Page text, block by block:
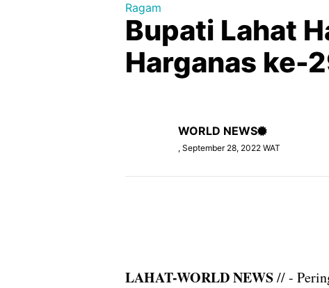
Ragam
Bupati Lahat
Harganas ke-
WORLD NEWS
, September 28, 2022 WAT
LAHAT-WORLD NEWS// -